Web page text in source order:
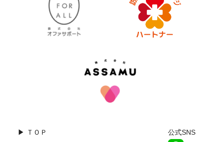
▶ ＴＯＰ 公式SNS